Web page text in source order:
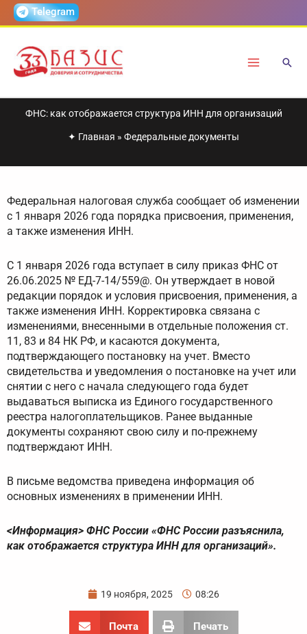
ПерейтиTelegram
ФНС: как отображается структура ИНН для организаций
✦ Главная » Федеральные документы
Федеральная налоговая служба сообщает об изменении
с 1 января 2026 года порядка присвоения, применения,
а также изменения ИНН.
С 1 января 2026 года вступает в силу приказ ФНС от
26.06.2025 № ЕД-7-14/559@. Он утверждает в новой
редакции порядок и условия присвоения, применения, а
также изменения ИНН. Корректировка связана с
изменениями, внесенными в отдельные положения ст.
11, 83 и 84 НК РФ, и касаются документа,
подтверждающего постановку на учет. Вместо
свидетельства и уведомления о постановке на учет или
снятии с него с начала следующего года будет
выдаваться выписка из Единого государственного
реестра налогоплательщиков. Ранее выданные
документы сохраняют свою силу и по-прежнему
подтверждают ИНН.
В письме ведомства приведена информация об
основных изменениях в применении ИНН.
<Информация> ФНС России «ФНС России разъяснила,
как отображается структура ИНН для организаций».
19 ноября, 2025 08:26
Почта Печать